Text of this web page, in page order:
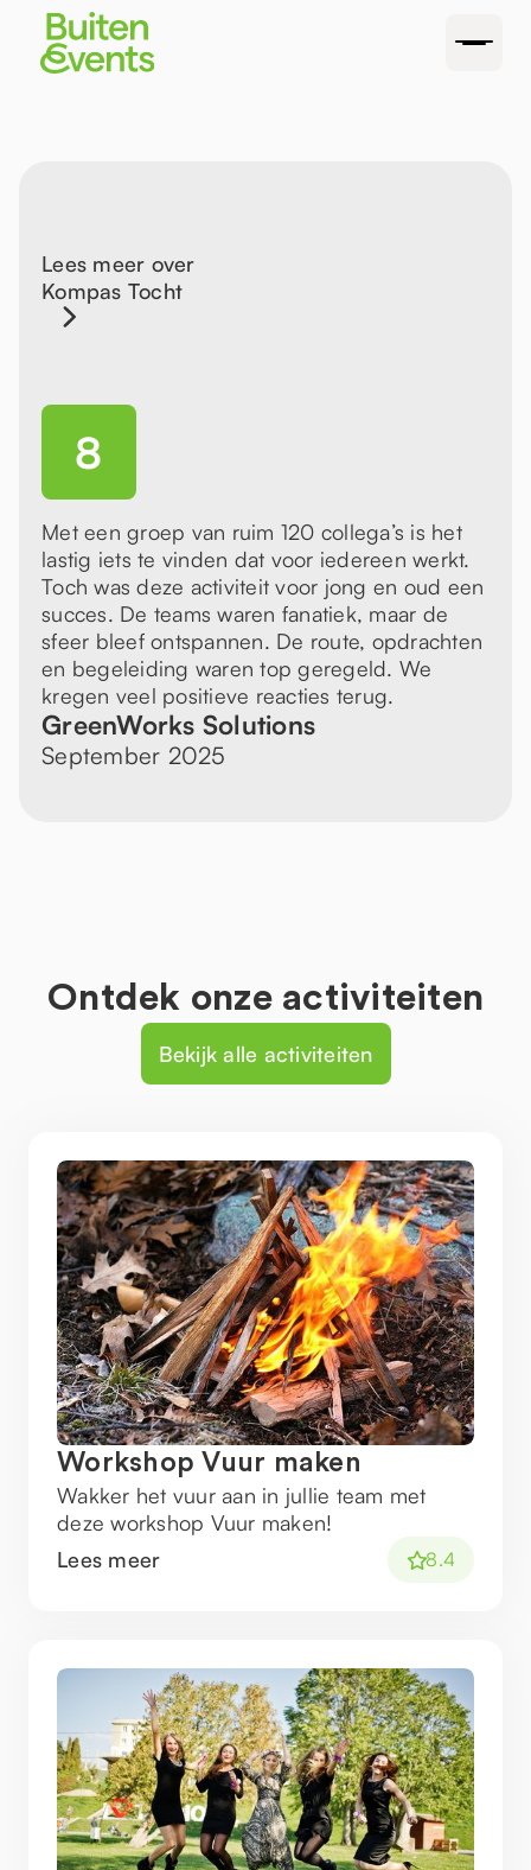
Lees meer over
Kompas Tocht
8
Met een groep van ruim 120 collega’s is het
lastig iets te vinden dat voor iedereen werkt.
Toch was deze activiteit voor jong en oud een
succes. De teams waren fanatiek, maar de
sfeer bleef ontspannen. De route, opdrachten
en begeleiding waren top geregeld. We
kregen veel positieve reacties terug.
GreenWorks Solutions
September 2025
Ontdek onze activiteiten
Bekijk alle activiteiten
Workshop Vuur maken
Wakker het vuur aan in jullie team met
deze workshop Vuur maken!
Lees meer
8.4